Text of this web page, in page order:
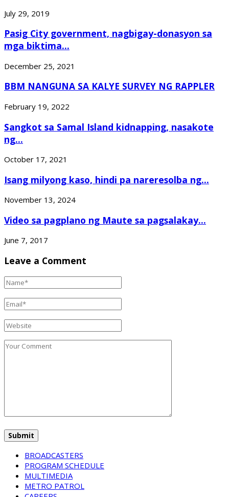
July 29, 2019
Pasig City government, nagbigay-donasyon sa
mga biktima...
December 25, 2021
BBM NANGUNA SA KALYE SURVEY NG RAPPLER
February 19, 2022
Sangkot sa Samal Island kidnapping, nasakote
ng...
October 17, 2021
Isang milyong kaso, hindi pa nareresolba ng...
November 13, 2024
Video sa pagplano ng Maute sa pagsalakay...
June 7, 2017
Leave a Comment
BROADCASTERS
PROGRAM SCHEDULE
MULTIMEDIA
METRO PATROL